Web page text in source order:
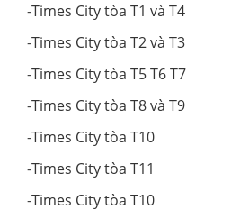
-Times City tòa T1 và T4
-Times City tòa T2 và T3
-Times City tòa T5 T6 T7
-Times City tòa T8 và T9
-Times City tòa T10
-Times City tòa T11
-Times City tòa T10